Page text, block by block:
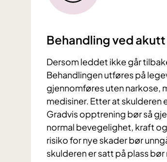
Behandling ved
Dersom leddet ikke går
Behandlingen utføres på
gjennomføres uten narkose,
medisiner. Etter at skulderen
Gradvis opptrening bør så
normal bevegelighet, kraft
risiko for nye skader bør
skulderen er satt på plass